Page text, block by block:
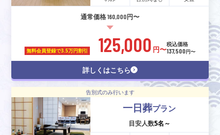
通常価格 160,000円〜
無料会員登録で3.5万円割引 125,000 円〜
税込価格
137,500円〜
詳しくはこちら
告別式のみ行います
一日葬プラン
目安人数5名～